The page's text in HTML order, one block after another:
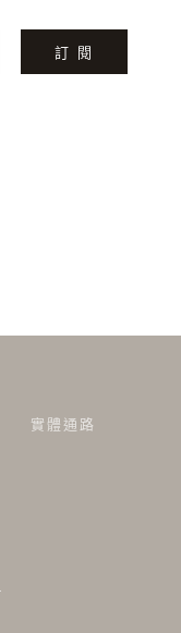
訂 閱
實體通路